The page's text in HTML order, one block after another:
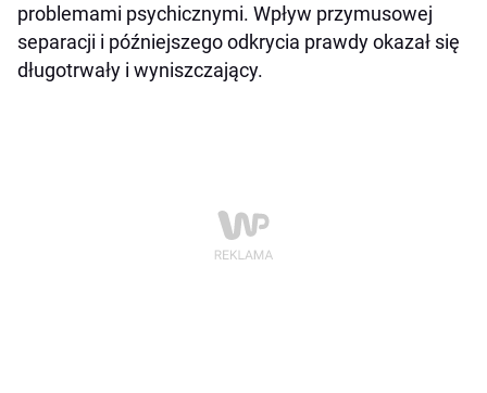
problemami psychicznymi. Wpływ przymusowej
separacji i późniejszego odkrycia prawdy okazał się
długotrwały i wyniszczający.